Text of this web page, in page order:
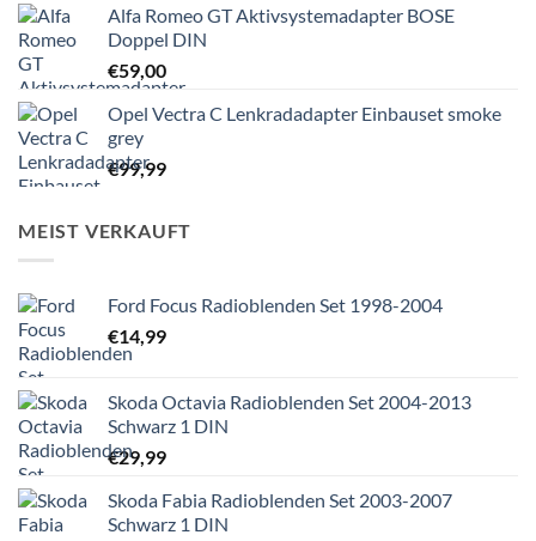
Alfa Romeo GT Aktivsystemadapter BOSE
Doppel DIN
€59,00
Opel Vectra C Lenkradadapter Einbauset smoke
grey
€99,99
MEIST VERKAUFT
Ford Focus Radioblenden Set 1998-2004
€14,99
Skoda Octavia Radioblenden Set 2004-2013
Schwarz 1 DIN
€29,99
Skoda Fabia Radioblenden Set 2003-2007
Schwarz 1 DIN